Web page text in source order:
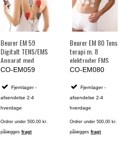
Beurer EM 59
Digitalt TENS/EMS
Apparat med
Varmefunktion
CO-EM059
Fjernlager -
afsendelse 2-4
hverdage
Ordrer under 500,00 kr.
pålægges fragt
Beurer EM 80 Tens
terapi m. 8
elektroder EMS
CO-EM080
Fjernlager -
afsendelse 2-4
hverdage
Ordrer under 500,00 kr.
pålæggesfragt